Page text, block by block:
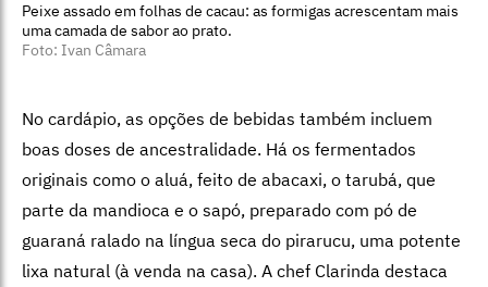
Peixe assado em folhas de cacau: as formigas acrescentam mais
uma camada de sabor ao prato.
Foto: Ivan Câmara
No cardápio, as opções de bebidas também incluem
boas doses de ancestralidade. Há os fermentados
originais como o aluá, feito de abacaxi, o tarubá, que
parte da mandioca e o sapó, preparado com pó de
guaraná ralado na língua seca do pirarucu, uma potente
lixa natural (à venda na casa). A chef Clarinda destaca